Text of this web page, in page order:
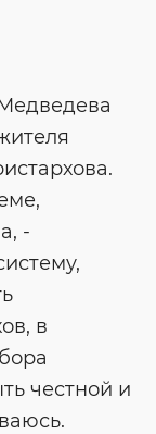
-
в
честной и